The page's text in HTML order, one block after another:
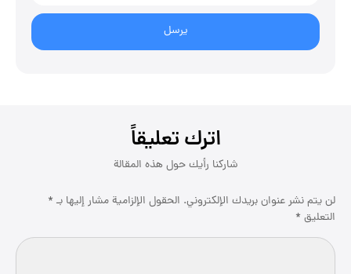
يرسل
اترك تعليقاً
لن يتم نشر عنوان بريدك الإلكتروني. الحقول الإلزامية مشار إليها بـ *
التعليق *